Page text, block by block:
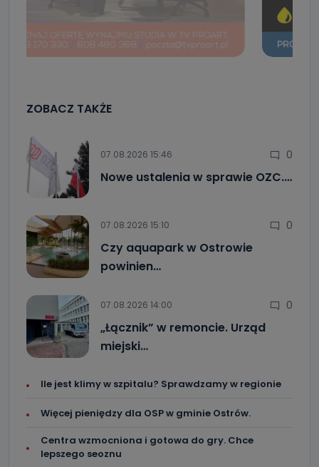
ZOBACZ TAKŻE
07.08.2026 15:46 0
Nowe ustalenia w sprawie OZC.…
07.08.2026 15:10 0
Czy aquapark w Ostrowie
powinien…
07.08.2026 14:00 0
„Łącznik” w remoncie. Urząd
miejski…
Ile jest klimy w szpitalu? Sprawdzamy w regionie
Więcej pieniędzy dla OSP w gminie Ostrów.
Centra wzmocniona i gotowa do gry. Chce
lepszego seoznu